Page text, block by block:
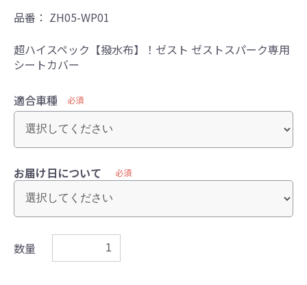
品番： ZH05-WP01
超ハイスペック【撥水布】！ゼスト ゼストスパーク専用
シートカバー
適合車種 必須
お届け日について 必須
数量